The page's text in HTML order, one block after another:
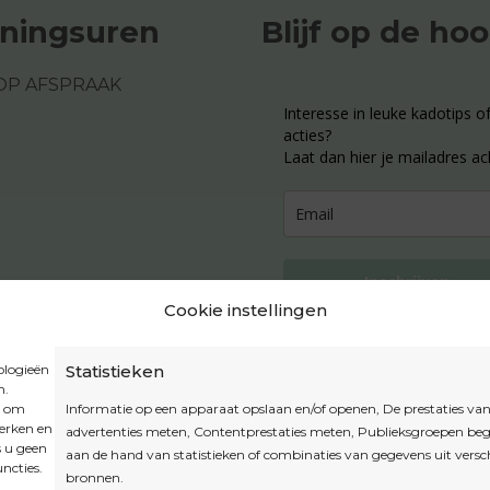
Cookie instellingen
om
en
u geen
Statistieken
Informatie op een apparaat opslaan en/of openen, De prestaties van
advertenties meten, Contentprestaties meten, Publieksgroepen
aan de hand van statistieken of combinaties van gegevens uit
bronnen.
AFSPRAAK
Blijf op de
Interesse in leuke kadotips
acties?
Laat dan hier je mailadres
Inschrijven
Algemene voorwaarden
Cookiebeleid